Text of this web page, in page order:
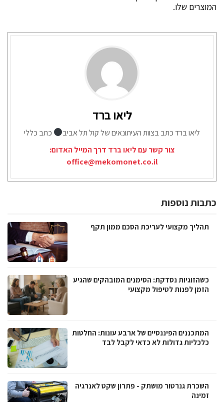
המוצרים שלו.
ליאו ברד
ליאו ברד כתב בצוות העיתונאים של קול תל אביב
כתב כללי
צור קשר עם ליאו ברד דרך המייל האדום:
office@mekomonet.co.il
כתבות נוספות
תהליך מקצועי לעריכת הסכם ממון תקף
כשהזוגיות נסדקת: הסימנים המובהקים שהגיע
הזמן לפנות לטיפול מקצועי
המתכננים הפיננסיים של ארבע עונות: החלטות
כלכליות גדולות לא כדאי לקבל לבד
השכרת גנרטור מושתק - פתרון שקט לאנרגיה
זמינה